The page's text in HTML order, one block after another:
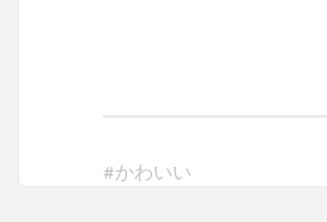
#かわいい